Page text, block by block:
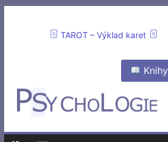
TAROT – Výklad karet
Knihy